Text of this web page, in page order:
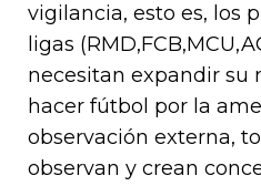
vigilancia, esto es, los
ligas
necesitan expandir su
hacer fútbol por la
observación externa,
observan y crean